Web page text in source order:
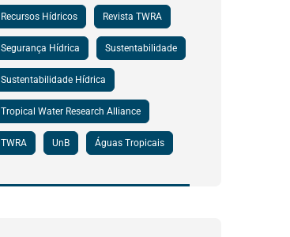
Recursos Hídricos Revista TWRA
Segurança Hídrica Sustentabilidade
Sustentabilidade Hídrica
Tropical Water Research Alliance
TWRA UnB Águas Tropicais